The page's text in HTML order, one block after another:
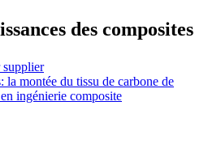
des composites
la montée du tissu de carbone de
ingénierie composite